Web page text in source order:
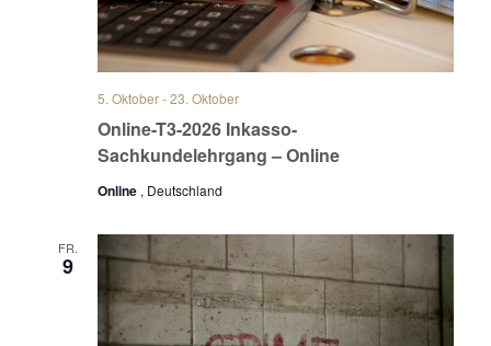
Online-T3-2026 Inkasso-
Sachkundelehrgang – Online
5. Oktober-23. Oktober
Online , Deutschland
FR.
9